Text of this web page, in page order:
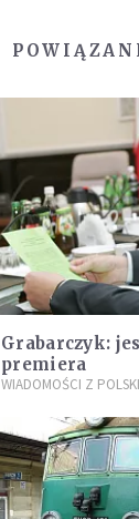
Grabarczyk:
premiera
WIADOMOŚCI Z POLSKI